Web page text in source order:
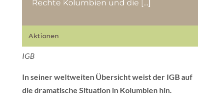
Rechte Kolumbien und die […]
Aktionen
IGB
In seiner weltweiten Übersicht weist der IGB auf
die dramatische Situation in Kolumbien hin.